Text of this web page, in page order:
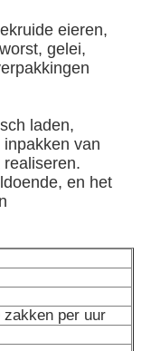
eieren,
gelei,
laden,
van
en het
zakken per uur